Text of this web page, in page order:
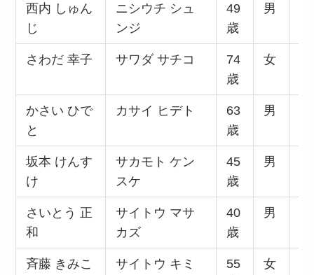
西内 しゅん
じ
ニシウチ シュ
ンジ
49
歳
男
さわだ 幸子 サワダ サチコ
74
歳
女
かさい ひで
と
カサイ ヒデト
63
歳
男
坂本 けんす
け
サカモト ケン
スケ
45
歳
男
さいとう 正
和
サイトウ マサ
カズ
40
歳
男
斉藤 きみこ
サイトウ キミ
55
女